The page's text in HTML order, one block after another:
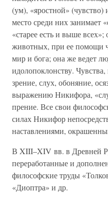
(ум), «яростной»
место среди них занимает
«старее есть и выше всех»;
животных, при ее помощи
мир и бога; она же ведет
идолопоклонству.
зрение, слух, обоняние,
выражению Никифора,
прение. Все свои
силах Никифор
наставлениями,
В XIII–XIV вв. в Древней
переработанные и
философские труды
«Диоптра» и др.